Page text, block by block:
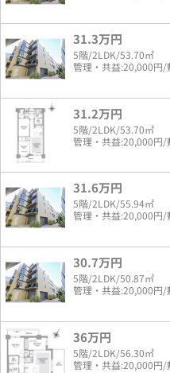
31.3万円
5階/2LDK/53.70㎡
管理・共益:20,000円/
31.2万円
5階/2LDK/53.70㎡
管理・共益:20,000円/
31.6万円
5階/2LDK/55.94㎡
管理・共益:20,000円/
30.7万円
5階/2LDK/50.87㎡
管理・共益:20,000円/
36万円
5階/2LDK/56.30㎡
管理・共益:20,000円/